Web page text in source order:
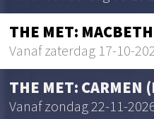
THE MET:
Vanaf zaterdag 17-10-
THE MET: CARMEN
Vanaf zondag 22-11-